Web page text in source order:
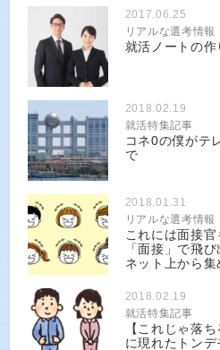
2017.06.25
リアルな選考情報
就活ノートの作
2018.02.19
就活特集記事
コネ0の僕がテ
で
2018.01.31
リアルな選考情報
これには面接
「面接」で飛
ネット上から集
2018.02.19
就活特集記事
【これじゃ落
に現れたトンデ